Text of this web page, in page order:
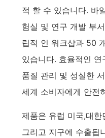
적 할 수 있습니다. 바
험실 및 연구 개발 부
립적 인 워크샵과 50
있습니다. 효율적인
품질 관리 및 성실한
세계 소비자에게 안전
제품은 유럽 미국,대
그리고 지구에 수출됩